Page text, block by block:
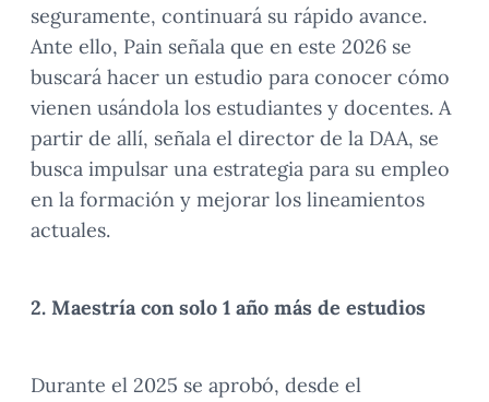
seguramente, continuará su rápido avance.
Ante ello, Pain señala que en este 2026 se
buscará hacer un estudio para conocer cómo
vienen usándola los estudiantes y docentes. A
partir de allí, señala el director de la DAA, se
busca impulsar una estrategia para su empleo
en la formación y mejorar los lineamientos
actuales.
2. Maestría con solo 1 año más de estudios
Durante el 2025 se aprobó, desde el